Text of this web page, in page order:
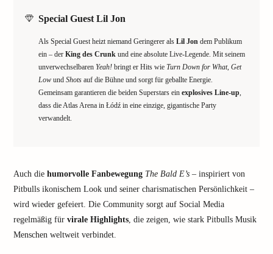
Special Guest Lil Jon
Als Special Guest heizt niemand Geringerer als Lil Jon dem Publikum
ein – der King des Crunk und eine absolute Live-Legende. Mit seinem
unverwechselbaren Yeah! bringt er Hits wie Turn Down for What, Get
Low und Shots auf die Bühne und sorgt für geballte Energie.
Gemeinsam garantieren die beiden Superstars ein explosives Line-up,
dass die Atlas Arena in Łódź in eine einzige, gigantische Party
verwandelt.
Auch die humorvolle Fanbewegung The Bald E’s – inspiriert von
Pitbulls ikonischem Look und seiner charismatischen Persönlichkeit –
wird wieder gefeiert. Die Community sorgt auf Social Media
regelmäßig für virale Highlights, die zeigen, wie stark Pitbulls Musik
Menschen weltweit verbindet.